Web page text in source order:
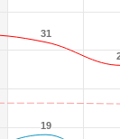
31
31
19
19